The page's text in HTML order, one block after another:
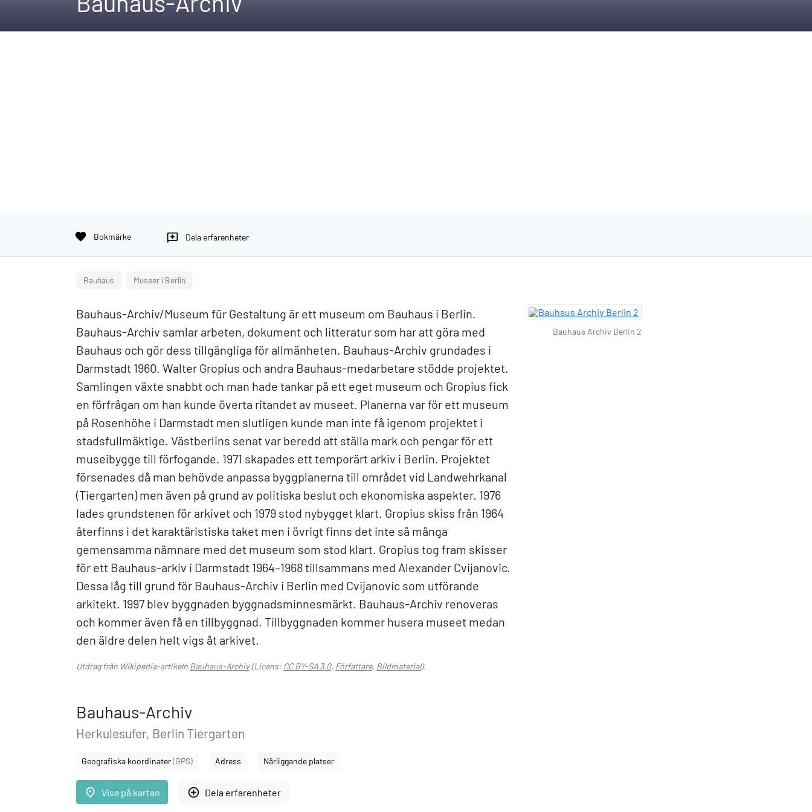
favorite Bokmärke reviews Dela erfarenheter
Bauhaus Museer i Berlin
Bauhaus-Archiv/Museum für Gestaltung är ett museum om Bauhaus i Berlin.
Bauhaus-Archiv samlar arbeten, dokument och litteratur som har att göra med
Bauhaus och gör dess tillgängliga för allmänheten. Bauhaus-Archiv grundades i
Darmstadt 1960. Walter Gropius och andra Bauhaus-medarbetare stödde projektet.
Samlingen växte snabbt och man hade tankar på ett eget museum och Gropius fick
en förfrågan om han kunde överta ritandet av museet. Planerna var för ett museum
på Rosenhöhe i Darmstadt men slutligen kunde man inte få igenom projektet i
stadsfullmäktige. Västberlins senat var beredd att ställa mark och pengar för ett
museibygge till förfogande. 1971 skapades ett temporärt arkiv i Berlin. Projektet
försenades då man behövde anpassa byggplanerna till området vid Landwehrkanal
(Tiergarten) men även på grund av politiska beslut och ekonomiska aspekter. 1976
lades grundstenen för arkivet och 1979 stod nybygget klart. Gropius skiss från 1964
återfinns i det karaktäristiska taket men i övrigt finns det inte så många
gemensamma nämnare med det museum som stod klart. Gropius tog fram skisser
för ett Bauhaus-arkiv i Darmstadt 1964–1968 tillsammans med Alexander Cvijanovic.
Dessa låg till grund för Bauhaus-Archiv i Berlin med Cvijanovic som utförande
arkitekt. 1997 blev byggnaden byggnadsminnesmärkt. Bauhaus-Archiv renoveras
och kommer även få en tillbyggnad. Tillbyggnaden kommer husera museet medan
den äldre delen helt vigs åt arkivet.
Utdrag från Wikipedia-artikeln Bauhaus-Archiv(Licens: CC BY-SA 3.0, Författare, Bildmaterial).
Bauhaus-Archiv
Herkulesufer, Berlin Tiergarten
Geografiska koordinater(GPS) Adress Närliggande platser
place Visa på kartan add_circle_outline Dela erfarenheter
Bauhaus Archiv Berlin 2